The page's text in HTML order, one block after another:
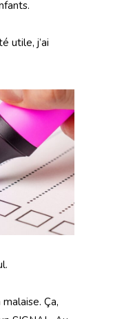
utile, j’ai
Ça,